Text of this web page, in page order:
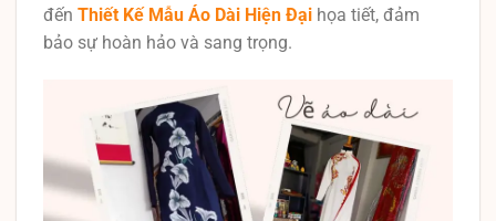
đến Thiết Kế Mẫu Áo Dài Hiện Đại họa tiết, đảm
bảo sự hoàn hảo và sang trọng.